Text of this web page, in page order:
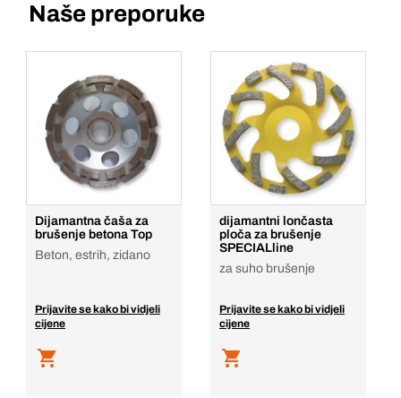
Naše preporuke
Dijamantna čaša za
brušenje betona Top
Beton, estrih, zidano
Prijavite se kako bi vidjeli
cijene
dijamantni lončasta
ploča za brušenje
SPECIALline
za suho brušenje
Prijavite se kako bi vidjeli
cijene